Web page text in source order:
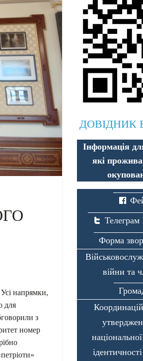
напрямки,
для
з
номер
ДОВІДНИК
Інформація
які
Форма
війни та